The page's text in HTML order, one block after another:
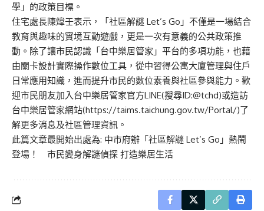
學」的政策目標。
住宅處長陳煒壬表示，「社區解謎 Let’s Go」不僅是一場結合
教育與趣味的實境互動遊戲，更是一次有意義的公共政策推
動。除了讓市民認識「台中樂居管家」平台的多項功能，也藉
由關卡設計實際操作數位工具，從中習得公寓大廈管理與住戶
日常應用知識，進而提升市民的數位素養與社區參與能力。歡
迎市民朋友加入台中樂居管家官方LINE(搜尋ID:@tchd)或造訪
台中樂居管家網站(https://taims.taichung.gov.tw/Portal/)了
解更多消息及社區管理資訊。
此篇文章最開始出處為: 中市府辦「社區解謎 Let’s Go」熱鬧
登場！ 市民變身解謎偵探 打造樂居生活